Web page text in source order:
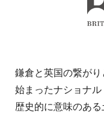
鎌倉と英国の繋が
始まったナショナ
歴史的に意味のあ